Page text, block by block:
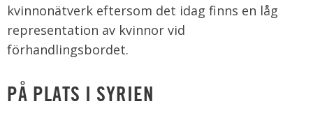
kvinnonätverk eftersom det idag finns en låg
representation av kvinnor vid
förhandlingsbordet.
PÅ PLATS I SYRIEN